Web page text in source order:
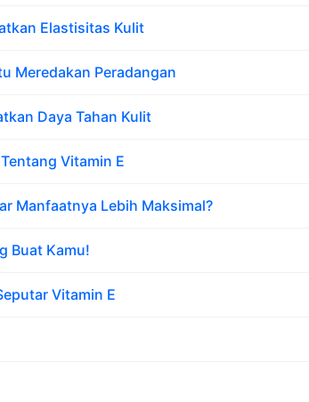
Elastisitas Kulit
Meredakan Peradangan
Daya Tahan Kulit
Vitamin E
Manfaatnya Lebih Maksimal?
Buat Kamu!
Vitamin E